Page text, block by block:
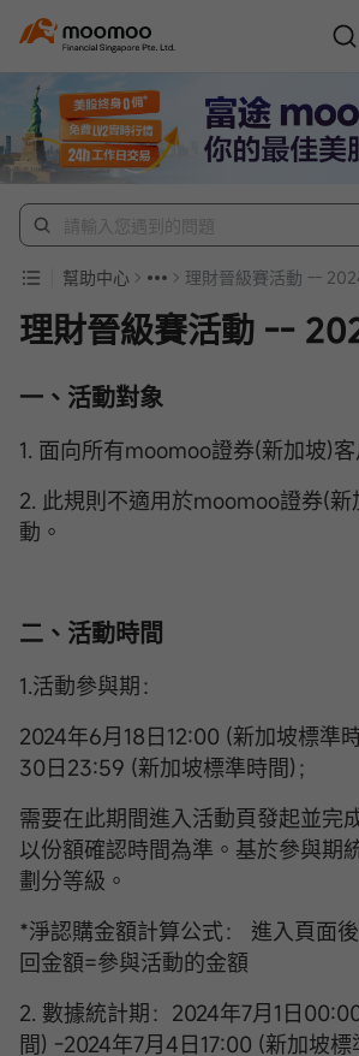
幫助中心 理財晉級賽活動 --
理財晉級賽活動 --
一、活動對象
1. 面向所有moomoo證券(新加坡)客
2. 此規則不適用於moomoo證券(
動。
二、活動時間
1.活動參與期：
2024年6月18日12:00 (新加坡標準
30日23:59 (新加坡標準時間)；
需要在此期間進入活動頁發起並完
以份額確認時間為準。基於參與期
劃分等級。
*淨認購金額計算公式： 進入頁面
回金額=參與活動的金額
2. 數據統計期：2024年7月1日
間) -2024年7月4日17:00 (新加坡標